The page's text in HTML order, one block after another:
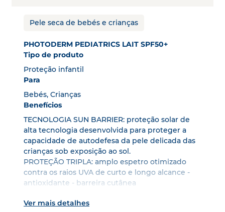
Pele seca de bebés e crianças
PHOTODERM PEDIATRICS LAIT SPF50+
Tipo de produto
Proteção infantil
Para
Bebés, Crianças
Benefícios
TECNOLOGIA SUN BARRIER: proteção solar de
alta tecnologia desenvolvida para proteger a
capacidade de autodefesa da pele delicada das
crianças sob exposição ao sol.
PROTEÇÃO TRIPLA: amplo espetro otimizado
contra os raios UVA de curto e longo alcance -
antioxidante - barreira cutânea
- MULTIRRESISTENTE: Água, areia, suor e fricção
Ver mais detalhes